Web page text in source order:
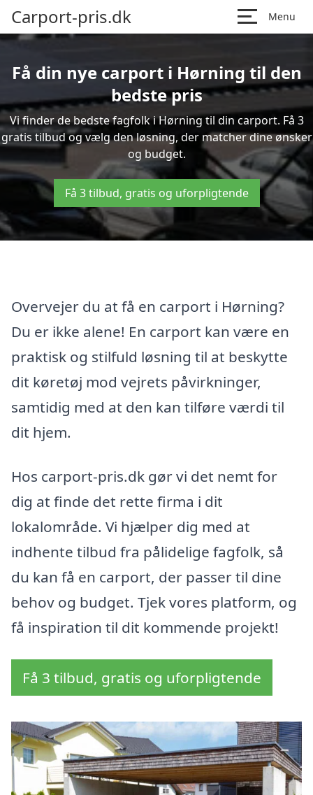
Carport-pris.dk Menu
Få din nye carport i Hørning til den
bedste pris
Vi finder de bedste fagfolk i Hørning til din carport. Få 3
gratis tilbud og vælg den løsning, der matcher dine ønsker
og budget.
Få 3 tilbud, gratis og uforpligtende
Overvejer du at få en carport i Hørning?
Du er ikke alene! En carport kan være en
praktisk og stilfuld løsning til at beskytte
dit køretøj mod vejrets påvirkninger,
samtidig med at den kan tilføre værdi til
dit hjem.
Hos carport-pris.dk gør vi det nemt for
dig at finde det rette firma i dit
lokalområde. Vi hjælper dig med at
indhente tilbud fra pålidelige fagfolk, så
du kan få en carport, der passer til dine
behov og budget. Tjek vores platform, og
få inspiration til dit kommende projekt!
Få 3 tilbud, gratis og uforpligtende